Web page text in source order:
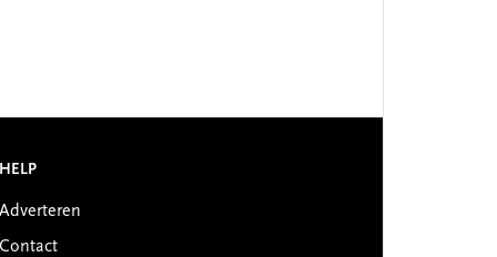
HELP
Adverteren
Contact